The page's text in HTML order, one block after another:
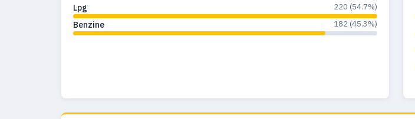
Lpg 220 (54.7%)
Benzine 182 (45.3%)